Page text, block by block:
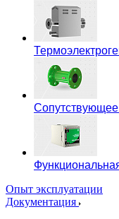
Опыт эксплуатации
Документация